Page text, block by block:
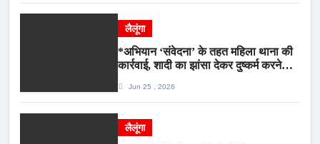
लैलूंगा
*अभियान ‘संवेदना’ के तहत महिला थाना की
कार्रवाई, शादी का झांसा देकर दुष्कर्म करने
Jun 25 , 2026
लैलूंगा